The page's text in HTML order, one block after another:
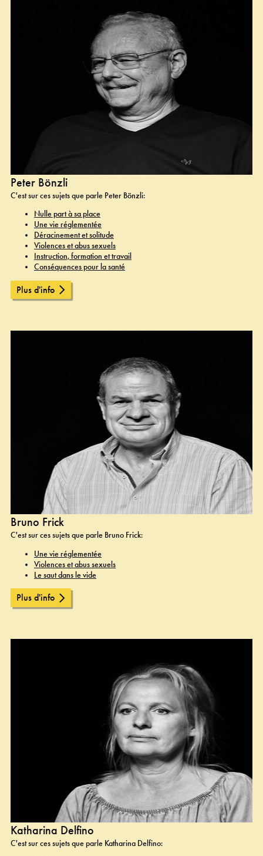
Peter Bönzli
C'est sur ces sujets que parle Peter Bönzli:
Nulle part à sa place
Une vie réglementée
Déracinement et solitude
Violences et abus sexuels
Instruction, formation et travail
Conséquences pour la santé
Plus d'info
Bruno Frick
C'est sur ces sujets que parle Bruno Frick:
Une vie réglementée
Violences et abus sexuels
Le saut dans le vide
Plus d'info
Katharina Delfino
C'est sur ces sujets que parle Katharina Delfino: